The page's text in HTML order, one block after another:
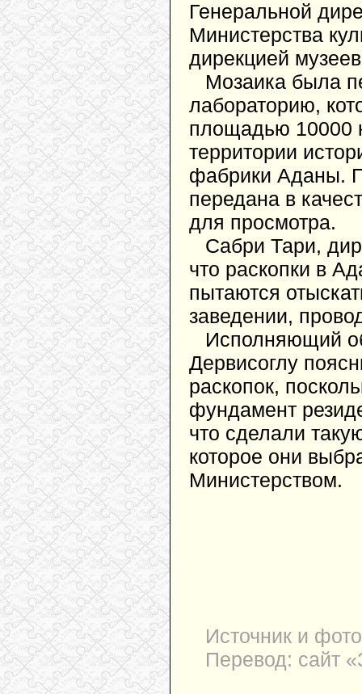
Генеральной
Министерства
дирекцией
Мозаика была
лабораторию,
площадью 10000
территории
фабрики Аданы.
передана в
для просмотра.
Сабри Тари,
что раскопки в
пытаются
заведении,
Исполняющий
Дервисоглу
раскопок,
фундамент
что сделали
которое они
Министерством.
Источник и
Перевод: сайт